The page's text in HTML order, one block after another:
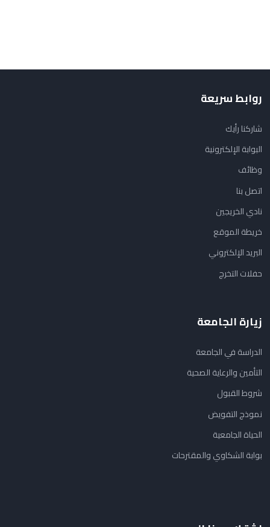
روابط سريعة
شاركنا رأيك
البوابة الإلكترونية
وظائف
اتصل بنا
نادي الخريجين
خريطة الموقع
البريد الإلكتروني
حفلات التخرج
زيارة الجامعة
الدراسة في الجامعة
التأمين والرعاية الصحية
شروط القبول
نموذج التفويض
الحياة الجامعية
بوابة الشكاوي والمقترحات